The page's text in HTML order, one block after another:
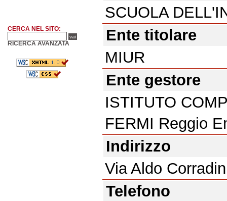
SCUOLA
Ente titolare
MIUR
Ente gestore
ISTITUTO
FERMI Reggio
Indirizzo
Via Aldo
Telefono
CERCA NEL SITO:
RICERCA AVANZATA